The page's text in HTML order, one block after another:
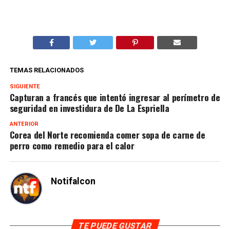
TEMAS RELACIONADOS
SIGUIENTE
Capturan a francés que intentó ingresar al perímetro de
seguridad en investidura de De La Espriella
ANTERIOR
Corea del Norte recomienda comer sopa de carne de
perro como remedio para el calor
Notifalcon
TE PUEDE GUSTAR